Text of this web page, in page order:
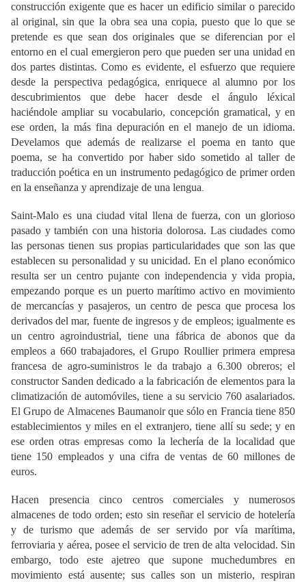
construcción exigente que es hacer un edificio similar o parecido
al original, sin que la obra sea una copia, puesto que lo que se
pretende es que sean dos originales que se diferencian por el
entorno en el cual emergieron pero que pueden ser una unidad en
dos partes distintas. Como es evidente, el esfuerzo que requiere
desde la perspectiva pedagógica, enriquece al alumno por los
descubrimientos que debe hacer desde el ángulo léxical
haciéndole ampliar su vocabulario, concepción gramatical, y en
ese orden, la más fina depuración en el manejo de un idioma.
Develamos que además de realizarse el poema en tanto que
poema, se ha convertido por haber sido sometido al taller de
traducción poética en un instrumento pedagógico de primer orden
en la enseñanza y aprendizaje de una lengua
Saint-Malo es una ciudad vital llena de fuerza, con un glorioso
pasado y también con una historia dolorosa. Las ciudades como
las personas tienen sus propias particularidades que son las que
establecen su personalidad y su unicidad. En el plano económico
resulta ser un centro pujante con independencia y vida propia,
empezando porque es un puerto marítimo activo en movimiento
de mercancías y pasajeros, un centro de pesca que procesa los
derivados del mar, fuente de ingresos y de empleos; igualmente es
un centro agroindustrial, tiene una fábrica de abonos que da
empleos a 660 trabajadores, el Grupo Roullier primera empresa
francesa de agro-suministros le da trabajo a 6.300 obreros; el
constructor Sanden dedicado a la fabricación de elementos para la
climatización de automóviles, tiene a su servicio 760 asalariados.
El Grupo de Almacenes Baumanoir que sólo en Francia tiene 850
establecimientos y miles en el extranjero, tiene allí su sede; y en
ese orden otras empresas como la lechería de la localidad que
tiene 150 empleados y una cifra de ventas de 60 millones de
euros.
Hacen presencia cinco centros comerciales y numerosos
almacenes de todo orden; esto sin reseñar el servicio de hotelería
y de turismo que además de ser servido por vía marítima,
ferroviaria y aérea, posee el servicio de tren de alta velocidad. Sin
embargo, todo este ajetreo que supone muchedumbres en
movimiento está ausente; sus calles son un misterio, respiran